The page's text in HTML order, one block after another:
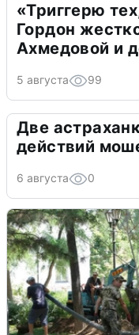
«Триггерю
Гордон
Ахмедовой и
5 августа 99
Две
действий
6 августа 0